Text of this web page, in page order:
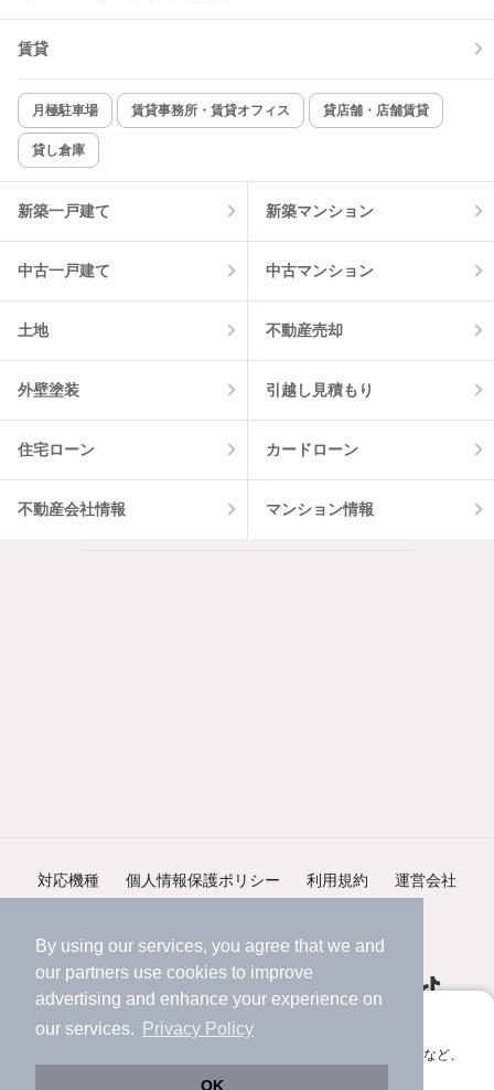
By using our services, you agree that we and
our partners use cookies to improve
advertising and enhance your experience on
our services.
Privacy Policy
OK
アプリに切り替えて、サクサクお部屋探し
会員登録なしですぐ使える。マップ検索やお気に入り保存など、
新着のみ インターネット無料
該当件数:
1件
賃貸
月極駐車場 賃貸事務所・賃貸オフィス 貸店舗・店舗賃貸
貸し倉庫
新築一戸建て 新築マンション
中古一戸建て 中古マンション
土地 不動産売却
外壁塗装 引越し見積もり
住宅ローン カードローン
不動産会社情報 マンション情報
対応機種 個人情報保護ポリシー 利用規約 運営会社
©NIFTY Lifestyle Co., Ltd.